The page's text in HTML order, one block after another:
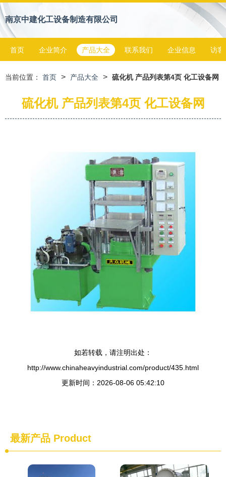
南京中建化工设备制造有限公司
首页 企业简介 产品大全 联系我们 企业信息 访客
当前位置： 首页 > 产品大全 > 硫化机 产品列表第4页 化工设备网
硫化机 产品列表第4页 化工设备网
如若转载，请注明出处：
http://www.chinaheavyindustrial.com/product/435.html
更新时间：2026-08-06 05:42:10
最新产品 Product